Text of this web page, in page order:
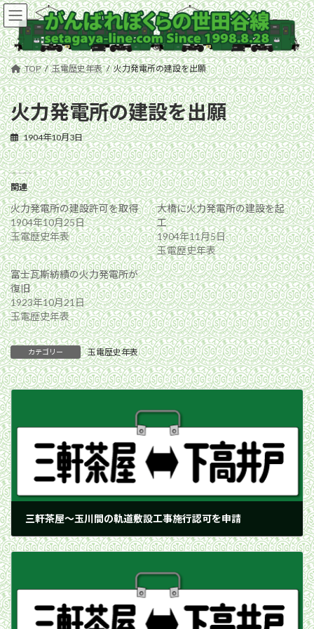
コ
ン
テ
ン
ツ
へ
ス
キ
ッ
プ
ナ
ビ
ゲ
ー
シ
ョ
ン
に
移
動
TOP 玉電歴史年表 火力発電所の建設を出願
火力発電所の建設を出願
1904年10月3日
関連
火力発電所の建設許可を取得
1904年10月25日
玉電歴史年表
大橋に火力発電所の建設を起
工
1904年11月5日
玉電歴史年表
富士瓦斯紡績の火力発電所が
復旧
1923年10月21日
玉電歴史年表
カテゴリー 玉電歴史年表
三軒茶屋〜玉川間の軌道敷設工事施行認可を申請
1904年7月27日